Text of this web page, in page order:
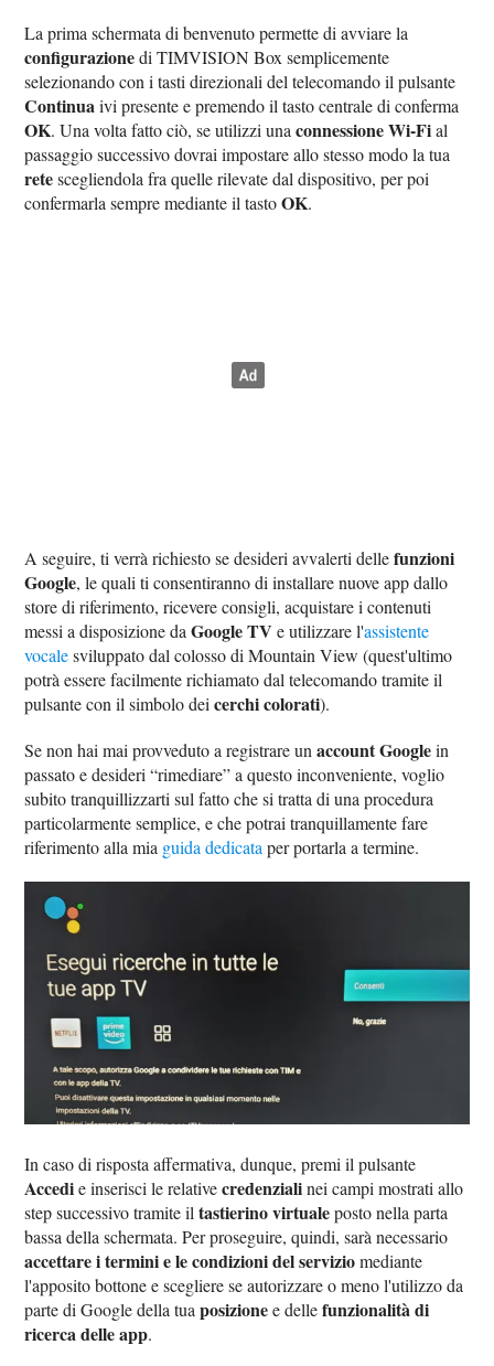
La prima schermata di benvenuto permette di avviare la
configurazionedi TIMVISION Box semplicemente
selezionando con i tasti direzionali del telecomando il pulsante
Continuaivi presente e premendo il tasto centrale di conferma
OK. Una volta fatto ciò, se utilizzi unaconnessione Wi-Fial
passaggio successivo dovrai impostare allo stesso modo la tua
retescegliendola fra quelle rilevate dal dispositivo, per poi
confermarla sempre mediante il tastoOK.
A seguire, ti verrà richiesto se desideri avvalerti dellefunzioni
Google, le quali ti consentiranno di installare nuove app dallo
store di riferimento, ricevere consigli, acquistare i contenuti
messi a disposizione daGoogle TV e utilizzare l'assistente
vocalesviluppato dal colosso di Mountain View (quest'ultimo
potrà essere facilmente richiamato dal telecomando tramite il
pulsante con il simbolo deicerchi colorati).
Se non hai mai provveduto a registrare unaccount Googlein
passato e desideri “rimediare” a questo inconveniente, voglio
subito tranquillizzarti sul fatto che si tratta di una procedura
particolarmente semplice, e che potrai tranquillamente fare
riferimento alla mia guida dedicata per portarla a termine.
In caso di risposta affermativa, dunque, premi il pulsante
Accedie inserisci le relativecredenzialinei campi mostrati allo
step successivo tramite iltastierino virtualeposto nella parta
bassa della schermata. Per proseguire, quindi, sarà necessario
accettare i termini e le condizioni del serviziomediante
l'apposito bottone e scegliere se autorizzare o meno l'utilizzo da
parte di Google della tuaposizionee dellefunzionalità di
ricerca delle app.